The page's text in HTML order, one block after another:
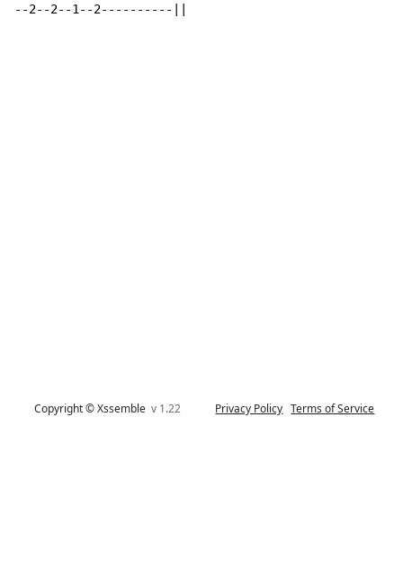
Copyright © Xssemblev 1.22 Privacy Policy Terms of Service